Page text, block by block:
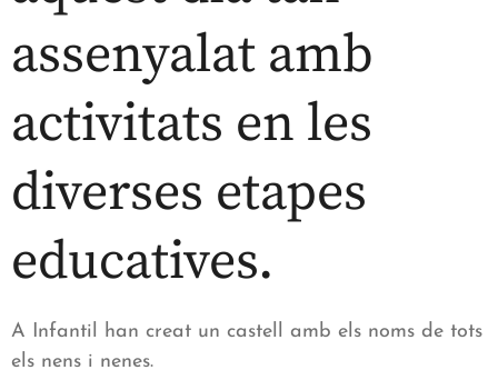
assenyalat amb
activitats en les
diverses etapes
educatives.
A Infantil han creat un castell amb els noms de tots
els nens i nenes.